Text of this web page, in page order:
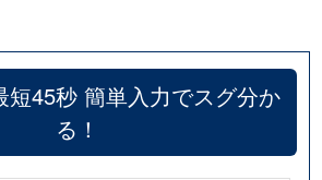
短45秒 簡単入力でスグ分か
る！